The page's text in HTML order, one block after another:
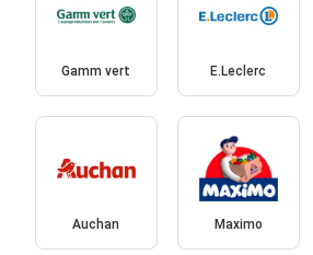
Gamm vert E.Leclerc
Auchan Maximo